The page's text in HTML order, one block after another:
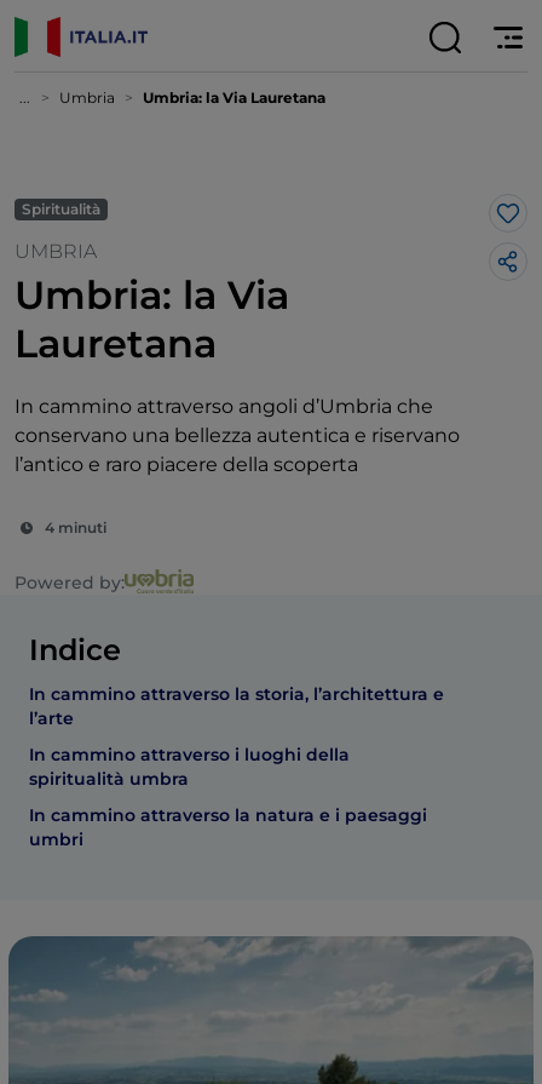
... Umbria Umbria: la Via Lauretana
Spiritualità
UMBRIA
Umbria: la Via
Lauretana
In cammino attraverso angoli d’Umbria che
conservano una bellezza autentica e riservano
l’antico e raro piacere della scoperta
4 minuti
Powered by:
Indice
In cammino attraverso la storia, l’architettura e
l’arte
In cammino attraverso i luoghi della
spiritualità umbra
In cammino attraverso la natura e i paesaggi
umbri